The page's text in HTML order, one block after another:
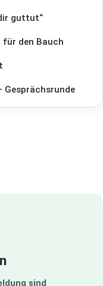
guttut“
für den Bauch
Gesprächsrunde
sind